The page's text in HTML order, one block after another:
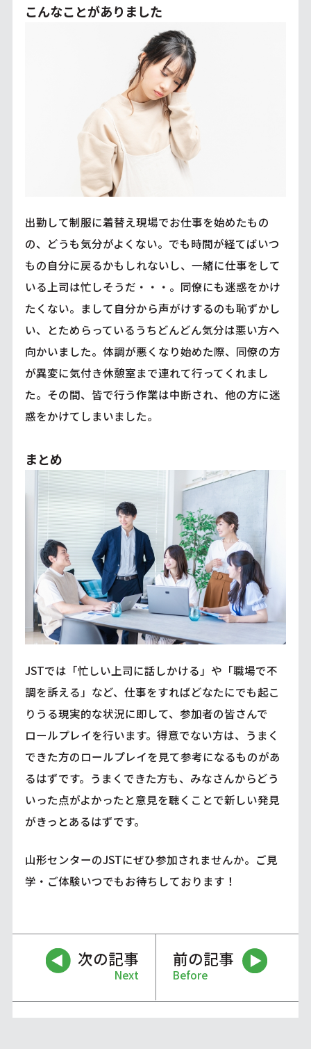
こんなことがありました
出勤して制服に着替え現場でお仕事を始めたもの
の、どうも気分がよくない。でも時間が経てばいつ
もの自分に戻るかもしれないし、一緒に仕事をして
いる上司は忙しそうだ・・・。同僚にも迷惑をかけ
たくない。まして自分から声がけするのも恥ずかし
い、とためらっているうちどんどん気分は悪い方へ
向かいました。体調が悪くなり始めた際、同僚の方
が異変に気付き休憩室まで連れて行ってくれまし
た。その間、皆で行う作業は中断され、他の方に迷
惑をかけてしまいました。
まとめ
JSTでは「忙しい上司に話しかける」や「職場で不
調を訴える」など、仕事をすればどなたにでも起こ
りうる現実的な状況に即して、参加者の皆さんで
ロールプレイを行います。得意でない方は、うまく
できた方のロールプレイを見て参考になるものがあ
るはずです。うまくできた方も、みなさんからどう
いった点がよかったと意見を聴くことで新しい発見
がきっとあるはずです。
山形センターのJSTにぜひ参加されませんか。ご見
学・ご体験いつでもお待ちしております！
次の記事
Next
前の記事
Before